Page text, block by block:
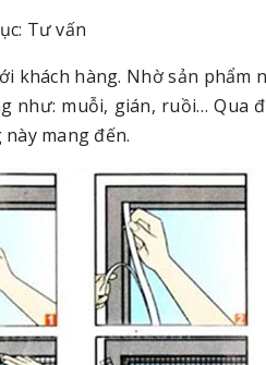
Tư vấn
khách hàng. Nhờ sản phẩm
như: muỗi, gián, ruồi… Qua
mang đến.